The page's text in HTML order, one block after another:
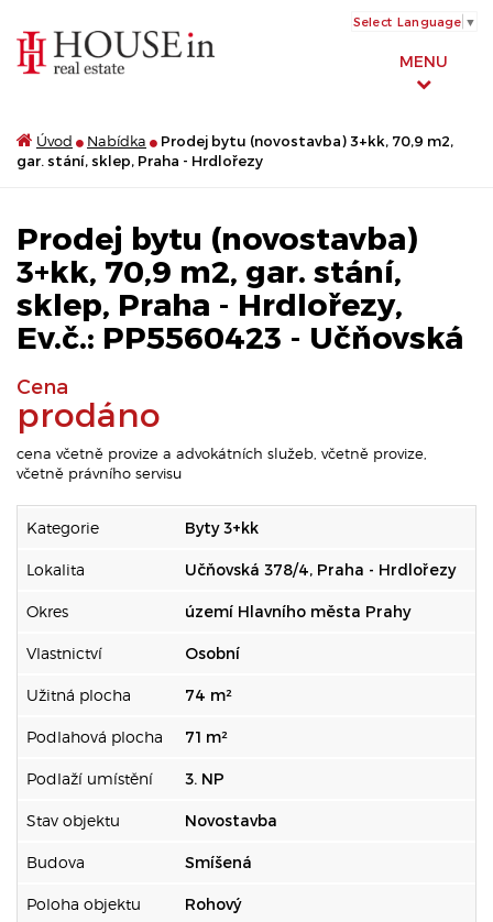
MENU
Select Language ▼
Úvod Nabídka
Prodej bytu (novostavba) 3+kk, 70,9 m2,
gar. stání, sklep, Praha - Hrdlořezy
Prodej bytu (novostavba)
3+kk, 70,9 m2, gar. stání,
sklep, Praha - Hrdlořezy,
Ev.č.: PP5560423 - Učňovská
Cena
prodáno
cena včetně provize a advokátních služeb, včetně provize,
včetně právního servisu
Kategorie Byty 3+kk
Lokalita Učňovská 378/4, Praha - Hrdlořezy
Okres území Hlavního města Prahy
Vlastnictví Osobní
Užitná plocha 74 m²
Podlahová plocha 71 m²
Podlaží umístění 3. NP
Stav objektu Novostavba
Budova Smíšená
Poloha objektu Rohový